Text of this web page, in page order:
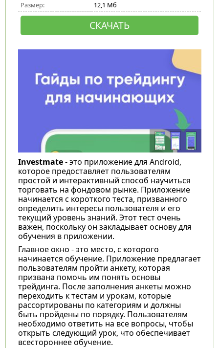
Размер: 12,1 Мб
СКАЧАТЬ
Investmate- это приложение для Android,
которое предоставляет пользователям
простой и интерактивный способ научиться
торговать на фондовом рынке. Приложение
начинается с короткого теста, призванного
определить интересы пользователя и его
текущий уровень знаний. Этот тест очень
важен, поскольку он закладывает основу для
обучения в приложении.
Главное окно - это место, с которого
начинается обучение. Приложение предлагает
пользователям пройти анкету, которая
призвана помочь им понять основы
трейдинга. После заполнения анкеты можно
переходить к тестам и урокам, которые
рассортированы по категориям и должны
быть пройдены по порядку. Пользователям
необходимо ответить на все вопросы, чтобы
открыть следующий урок, что обеспечивает
всестороннее обучение.